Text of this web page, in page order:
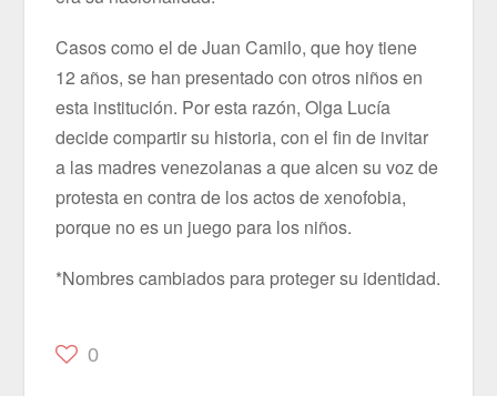
Casos como el de Juan Camilo, que hoy tiene
12 años, se han presentado con otros niños en
esta institución. Por esta razón, Olga Lucía
decide compartir su historia, con el fin de invitar
a las madres venezolanas a que alcen su voz de
protesta en contra de los actos de xenofobia,
porque no es un juego para los niños.
*Nombres cambiados para proteger su identidad.
0